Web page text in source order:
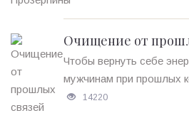
Очищение от
Чтобы вернуть себе
мужчинам при прошлых
14220